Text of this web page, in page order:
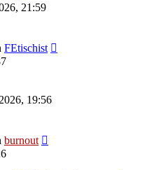
21:59
FEtischist
19:56
burnout